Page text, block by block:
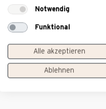
clita kasd gubergren, no
Lorem ipsum dolor sit
amet, consetetur
aliquyam erat, sed diam
accusam et justo duo
kasd gubergren, no sea
Notwendig
Funktional
Alle akzeptieren
Ablehnen